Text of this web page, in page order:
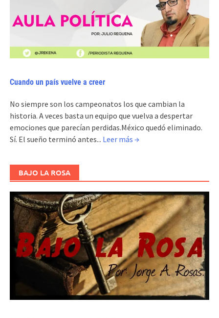
Cuando un país vuelve a creer
No siempre son los campeonatos los que cambian la
historia. A veces basta un equipo que vuelva a despertar
emociones que parecían perdidas.México quedó eliminado.
Sí. El sueño terminó antes... Leer más →
BAJO LA ROSA